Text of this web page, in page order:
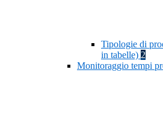
Tipologie di
in tabelle) 2
Monitoraggio tempi